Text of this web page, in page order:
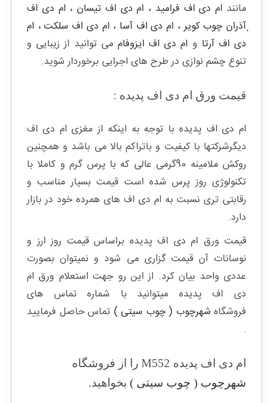
مانند ام دی اف فرامید ، ام دی اف تیسان، ام دی اف
ٖآذران چوب کویر، ام دی اف آسا ، ام دی اف سلکت، ام
دی اف آرتا و ام دی اف ایزوفام می توانید از زیبایی و
تنوع چشم نوازی در طرح های اجرایی برخوردار شوید.
قیمت ورق ام دی اف پدیده :
ام دی اف پدیده با توجه به اینکه از مغزی ام دی اف
دیگرشرکتها با کیفیت و باتراکم بالا می باشد و همچنین
روکش ملامینه 90گرمی عالی که با پرس گرم و کاملا با
تکنولوژی روز پرس شده است قیمت بسیار مناسب و
رقابتی تری نسبت به ام دی اف های همرده خود در بازار
دارد.
قیمت ورق ام دی اف پدیده براساس قیمت روز ارز و
نوسانات آن قیمت گزاری می شود و نمیتوان بصورت
عددی واحد بیان کرد. از این رو جهت استعلام ورق ام
دی اف پدیده میتوانید با شماره تماس های
فروشگاه شهرچوب ( چوب سیتی ) تماس حاصل فرمایید
.
ام دی اف پدیده M552 را از فروشگاه
شهرچوب ( چوب سیتی ) بخواهید.